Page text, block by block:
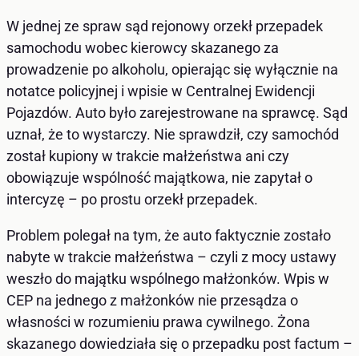
W jednej ze spraw sąd rejonowy orzekł przepadek
samochodu wobec kierowcy skazanego za
prowadzenie po alkoholu, opierając się wyłącznie na
notatce policyjnej i wpisie w Centralnej Ewidencji
Pojazdów. Auto było zarejestrowane na sprawcę. Sąd
uznał, że to wystarczy. Nie sprawdził, czy samochód
został kupiony w trakcie małżeństwa ani czy
obowiązuje wspólność majątkowa, nie zapytał o
intercyzę – po prostu orzekł przepadek.
Problem polegał na tym, że auto faktycznie zostało
nabyte w trakcie małżeństwa – czyli z mocy ustawy
weszło do majątku wspólnego małżonków. Wpis w
CEP na jednego z małżonków nie przesądza o
własności w rozumieniu prawa cywilnego. Żona
skazanego dowiedziała się o przepadku post factum –